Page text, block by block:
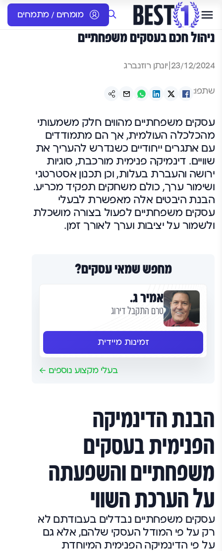
מומחים / מתמחים
ניהול חכם בעסקים משפחתיים
23/12/2024 יונתן רוזנברג
שתפו:
עסקים משפחתיים מהווים חלק משמעותי
מהכלכלה העולמית, אך הם מתמודדים
עם אתגרים ייחודיים כשנדרש להעריך את
שוויים. דינמיקה פנימית מורכבת, סוגיות
ירושה והעברת בעלות, וכן תכנון אסטרטגי
ושימור ערך, כולם משחקים תפקיד מכריע.
הבנת היבטים אלה מאפשרת לבעלי
עסקים משפחתיים לפעול בצורה מושכלת
ולשמור על יציבות וערך לאורך זמן.
מחפש שמאי עסקים?
אמיר ג.
טרם התקבל דירוג
זמינות מיידית
בעלי מקצוע נוספים
הבנת הדינמיקה
הפנימית בעסקים
משפחתיים והשפעתה
על הערכת השווי
עסקים משפחתיים נבדלים בעבודתם לא
רק על פי המודל העסקי שלהם, אלא גם
על פי הדינמיקה הפנימית המיוחדת